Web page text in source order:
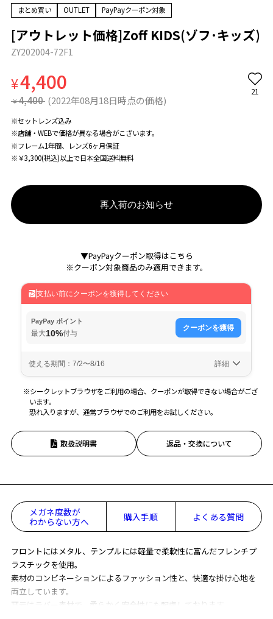
まとめ買い OUTLET PayPayクーポン対象
[アウトレット価格]Zoff KIDS(ゾフ･キッズ)
ZY202004-72F1
¥4,400
¥ 4,400 (2022年08月18日時点の価格)
21
※セットレンズ込み
※店舗・WEBで価格が異なる場合がこざいます。
※フレーム1年間、レンズ6ヶ月保証
※￥3,300(税込)以上で日本全国送料無料
再入荷のお知らせ
▼PayPayクーポン取得はこちら
※クーポン対象商品のみ適用できます。
※シークレットブラウザをご利用の場合、クーポンが取得できない場合がござ
います。
恐れ入りますが、通常ブラウザでのご利用をお試しください。
取扱説明書 返品・交換について
メガネ度数が
わからない方へ
購入手順 よくある質問
フロントにはメタル、テンプルには軽量で柔軟性に富んだフレンチプ
ラスチックを使用。
素材のコンビネーションによるファッション性と、快適な掛け心地を
両立しています。
耳元はラバー素材で、柔らかく安全性にも配慮しております。